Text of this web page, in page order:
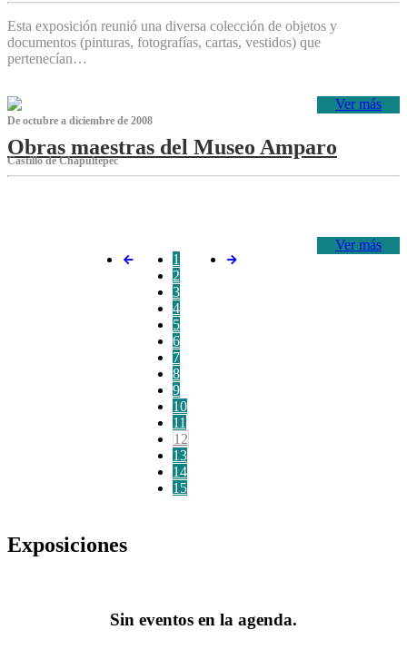
Esta exposición reunió una diversa colección de objetos y
documentos (pinturas, fotografías, cartas, vestidos) que
pertenecían…
Ver más
De octubre a diciembre de 2008
Obras maestras del Museo Amparo
Castillo de Chapultepec
Ver más
1
2
3
4
5
6
7
8
9
10
11
12
13
14
15
Exposiciones
Sin eventos en la agenda.